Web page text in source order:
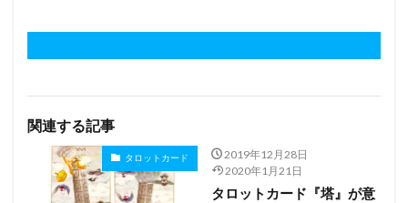
関連する記事
タロットカード
2019年12月28日
2020年1月21日
タロットカード『塔』が意